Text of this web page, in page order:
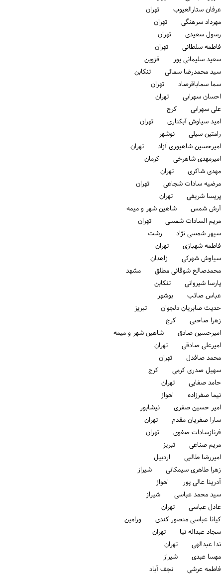
عرفان ستارالعیوب تهران
مهرداد سرهنگی تهران
رسول سعیدی تهران
فاطمه سلطانی تهران
سعید سلیمانی پور قزوین
سید محمدرضا سمائی تنكابن
سما سماباقرصاد تهران
احسان سهرابی تهران
علی سهرابی كرج
امید سیاوش آبکناری تهران
رامتین سیلی نوشهر
امیرحسین شاهپوری آزاد تهران
امیرمهدی شاهرخی كرمان
مهدی شاکری تهران
مرضیه سادات شجاعی تهران
پریسا شریفی تهران
آرش شمس شاهین شهر و میمه
مریم السادات شمسی تهران
سپهر شمسی نژاد رشت
فاطمه شهبازی تهران
سیاوش شهرکی زاهدان
محمدصالح شوقانی مطلق مشهد
پارسا شیروانی تنكابن
عباس صائب بوشهر
حدیث صابریان دلجوان تبریز
زهرا صاحبی كرج
امیرحسین صادق شاهین شهر و میمه
امیرعلی صادقی تهران
محمد صافدل تهران
سهیل صدری کرمی كرج
حامد صفایی تهران
نیما صفرزاده اهواز
امیر حسین صفری نیشابور
سارا صفریان مقدم تهران
فرنازسادات صفوی تهران
مریم صناعی تبریز
امیررضا طالبی اردبیل
زهرا طاهری سیمکانی شیراز
آدرینا عالی پور اهواز
سید محمد عباسی شیراز
عادل عباسی تهران
کیانا عباسی منصور کندی ورامین
سجاد عبداله نیا تهران
ندا عبدالهی تهران
مهسا عبدی شیراز
فاطمه عرشی نجف آباد